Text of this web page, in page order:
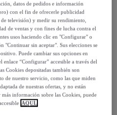
datos de pedidos e información
con el fin de ofrecerle publicidad
televisión) y medir su rendimiento,
de ventas y con fines de lucha contra el
usos haciendo clic en "Configurar" o
"Continuar sin aceptar". Sus elecciones se
Puede cambiar sus opciones en
“Configurar” accesible a través del
Cookies depositadas también son
de nuestro servicio, como las que miden
de nuestras ofertas, y no están
más información sobre las Cookies, puede
AQUÍ.